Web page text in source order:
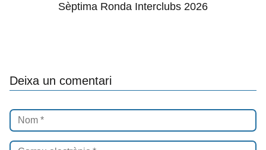
Sèptima Ronda Interclubs 2026
Deixa un comentari